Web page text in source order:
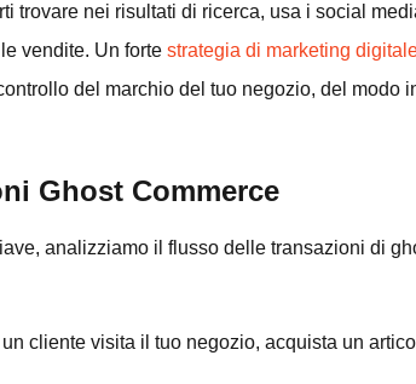
trovare nei risultati di ricerca, usa i social
vendite. Un forte strategia di marketing
del marchio del tuo negozio, del modo
Ghost Commerce
analizziamo il flusso delle transazioni di
un cliente visita il tuo negozio, acquista un